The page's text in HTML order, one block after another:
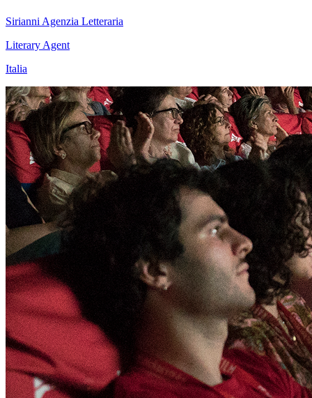
Sirianni Agenzia Letteraria
Literary Agent
Italia